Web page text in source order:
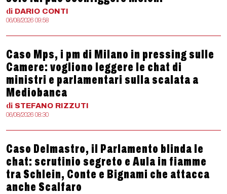
di DARIO CONTI
06/08/2026 09:58
Caso Mps, i pm di Milano in pressing sulle
Camere: vogliono leggere le chat di
ministri e parlamentari sulla scalata a
Mediobanca
di STEFANO RIZZUTI
06/08/2026 08:30
Caso Delmastro, il Parlamento blinda le
chat: scrutinio segreto e Aula in fiamme
tra Schlein, Conte e Bignami che attacca
anche Scalfaro